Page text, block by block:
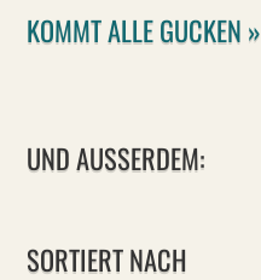
KOMMT ALLE GUCKEN »
UND AUSSERDEM:
SORTIERT NACH